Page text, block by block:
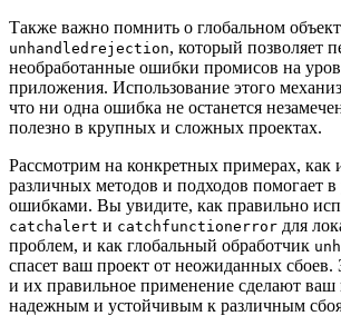
Также важно помнить о глобальном
unhandledrejection, который позволяет
необработанные ошибки промисов на
приложения. Использование этого
что ни одна ошибка не останется
полезно в крупных и сложных проектах.
Рассмотрим на конкретных примерах, как
различных методов и подходов помогает
ошибками. Вы увидите, как правильно
catchalert и catchfunctionerror для
проблем, и как глобальный обработчик
спасет ваш проект от неожиданных сбоев.
и их правильное применение сделают ваш
надежным и устойчивым к различным